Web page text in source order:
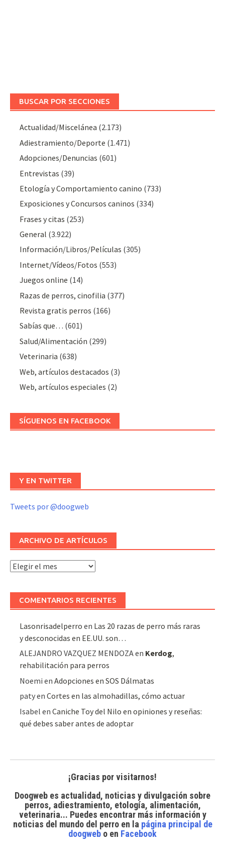
BUSCAR POR SECCIONES
Actualidad/Miscelánea (2.173)
Adiestramiento/Deporte (1.471)
Adopciones/Denuncias (601)
Entrevistas (39)
Etología y Comportamiento canino (733)
Exposiciones y Concursos caninos (334)
Frases y citas (253)
General (3.922)
Información/Libros/Películas (305)
Internet/Vídeos/Fotos (553)
Juegos online (14)
Razas de perros, cinofilia (377)
Revista gratis perros (166)
Sabías que… (601)
Salud/Alimentación (299)
Veterinaria (638)
Web, artículos destacados (3)
Web, artículos especiales (2)
SÍGUENOS EN FACEBOOK
Y EN TWITTER
Tweets por @doogweb
ARCHIVO DE ARTÍCULOS
Archivo
COMENTARIOS RECIENTES
Lasonrisadelperro en Las 20 razas de perro más raras
y desconocidas en EE.UU. son…
ALEJANDRO VAZQUEZ MENDOZAen Kerdog,
rehabilitación para perros
Noemi enAdopciones en SOS Dálmatas
patyenCortes en las almohadillas, cómo actuar
Isabel enCaniche Toy del Nilo en opiniones y reseñas:
qué debes saber antes de adoptar
¡Gracias por visitarnos!
Doogweb es actualidad, noticias y divulgación sobre
perros, adiestramiento, etología, alimentación,
veterinaria... Puedes encontrar más información y
noticias del mundo del perroen la página principal de
doogweb o en Facebook